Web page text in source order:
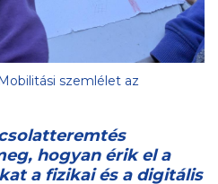
szemlélet az
hogyan érik el a
a fizikai és a digitális